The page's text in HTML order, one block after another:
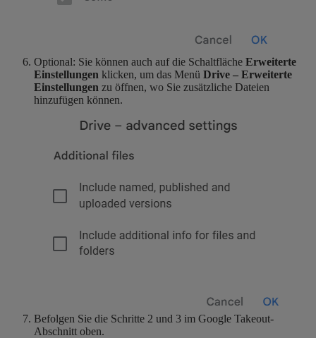
Optional: Sie können auch auf die Schaltfläche Erweiterte
Einstellungen klicken, um das Menü Drive – Erweiterte
Einstellungen zu öffnen, wo Sie zusätzliche Dateien
hinzufügen können.
Befolgen Sie die Schritte 2 und 3 im Google Takeout-
Abschnitt oben.